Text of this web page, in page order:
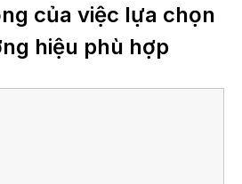
của việc lựa chọn
hiệu phù hợp